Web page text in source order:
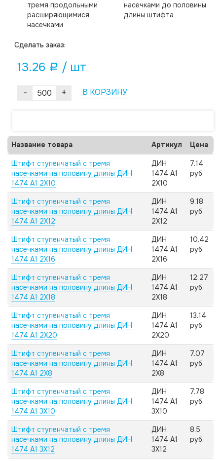
тремя продольными
расширяющимися
насечками
насечками до половины
длины штифта
Cделать заказ:
13.26 a / шт
- + В КОРЗИНУ
Название товара Артикул Цена
Штифт ступенчатый с тремя
насечками на половину длины ДИН
1474 А1 2X10
ДИН
1474 А1
2X10
7.14
руб.
Штифт ступенчатый с тремя
насечками на половину длины ДИН
1474 А1 2X12
ДИН
1474 А1
2X12
9.18
руб.
Штифт ступенчатый с тремя
насечками на половину длины ДИН
1474 А1 2X16
ДИН
1474 А1
2X16
10.42
руб.
Штифт ступенчатый с тремя
насечками на половину длины ДИН
1474 А1 2X18
ДИН
1474 А1
2X18
12.27
руб.
Штифт ступенчатый с тремя
насечками на половину длины ДИН
1474 А1 2X20
ДИН
1474 А1
2X20
13.14
руб.
Штифт ступенчатый с тремя
насечками на половину длины ДИН
1474 А1 2X8
ДИН
1474 А1
2X8
7.07
руб.
Штифт ступенчатый с тремя
насечками на половину длины ДИН
1474 А1 3X10
ДИН
1474 А1
3X10
7.78
руб.
Штифт ступенчатый с тремя
насечками на половину длины ДИН
1474 А1 3X12
ДИН
1474 А1
3X12
8.5
руб.